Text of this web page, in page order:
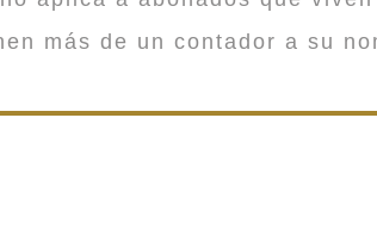
más de un contador a su